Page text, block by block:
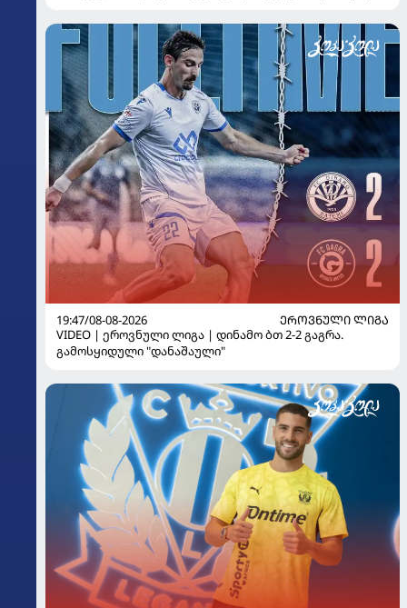
19:47/08-08-2026
ᲔᲠᲝᲕᲜᲣᲚᲘ ᲚᲘᲒᲐ
VIDEO | ეროვნული ლიგა | დინამო ბთ 2-2 გაგრა.
გამოსყიდული "დანაშაული"